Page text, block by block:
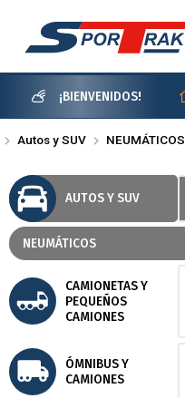
¡BIENVENIDOS!
Autos y SUV NEUMÁTICOS
AUTOS Y SUV
NEUMÁTICOS
CAMIONETAS Y
PEQUEÑOS
CAMIONES
ÓMNIBUS Y
CAMIONES